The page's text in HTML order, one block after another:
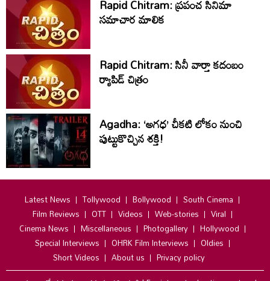
Rapid Chitram: ప్రపంచ సినిమా
సమాచార మాలిక
Rapid Chitram: సినీ వార్తా కదంబం
ర్యాపిడ్ చిత్రం
Agadha: ‘అగధ’ చీకటి లోకం నుంచి
పుట్టుకొచ్చిన శక్తి!
Latest News Tollywood Bollywood
South Cinema
Film Reviews
OTT Videos Web-stories
Viral
Cinema News
Miscellaneous Photogallery
Hollywood
Special Interviews
OHRK Film Interviews
Oldies
Short Videos
About us
Privacy policy